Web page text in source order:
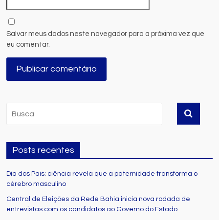
Salvar meus dados neste navegador para a próxima vez que
eu comentar.
Posts recentes
Dia dos Pais: ciência revela que a paternidade transforma o
cérebro masculino
Central de Eleições da Rede Bahia inicia nova rodada de
entrevistas com os candidatos ao Governo do Estado